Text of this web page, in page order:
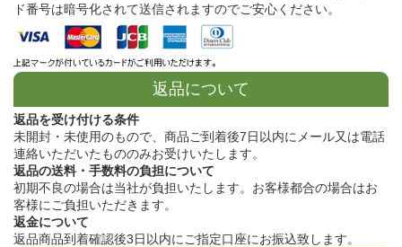
ド番号は暗号化されて送信されますのでご安心ください。
返品について
返品を受け付ける条件
未開封・未使用のもので、商品ご到着後7日以内にメール又は電話
連絡いただいたもののみお受けいたします。
返品の送料・手数料の負担について
初期不良の場合は当社が負担いたします。お客様都合の場合はお
客様にご負担いただきます。
返金について
返品商品到着確認後3日以内にご指定口座にお振込致します。